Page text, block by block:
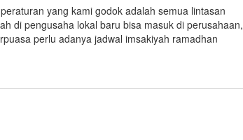
yang kami godok adalah semua lintasan
di pengusaha lokal baru bisa masuk di perusahaan,
perlu adanya jadwal imsakiyah ramadhan